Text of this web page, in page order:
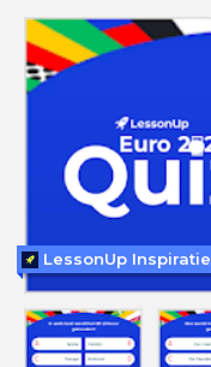
LessonUp Inspiratie